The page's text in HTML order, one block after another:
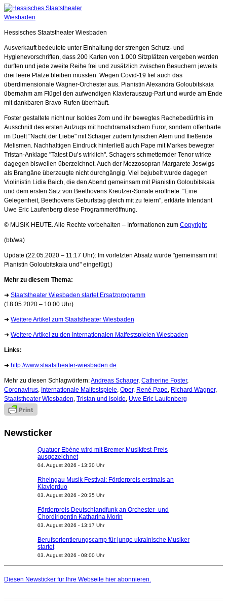
Hessisches Staatstheater Wiesbaden
Ausverkauft bedeutete unter Einhaltung der strengen Schutz- und
Hygienevorschriften, dass 200 Karten von 1.000 Sitzplätzen vergeben werden
durften und jede zweite Reihe frei und zusätzlich zwischen Besuchern jeweils
drei leere Plätze bleiben mussten. Wegen Covid-19 fiel auch das
überdimensionale Wagner-Orchester aus. Pianistin Alexandra Goloubitskaia
übernahm am Flügel den aufwendigen Klavierauszug-Part und wurde am Ende
mit dankbaren Bravo-Rufen überhäuft.
Foster gestaltete nicht nur Isoldes Zorn und ihr bewegtes Rachebedürfnis im
Ausschnitt des ersten Aufzugs mit hochdramatischem Furor, sondern offenbarte
im Duett "Nacht der Liebe" mit Schager zudem lyrischen Atem und fließende
Melismen. Nachhaltigen Eindruck hinterließ auch Pape mit Markes bewegter
Tristan-Anklage "Tatest Du’s wirklich". Schagers schmetternder Tenor wirkte
dagegen bisweilen überzeichnet. Auch der Mezzosopran Margarete Joswigs
als Brangäne überzeugte nicht durchgängig. Viel bejubelt wurde dagegen
Violinistin Lidia Baich, die den Abend gemeinsam mit Pianistin Goloubitskaia
und dem ersten Satz von Beethovens Kreutzer-Sonate eröffnete. "Eine
Gelegenheit, Beethovens Geburtstag gleich mit zu feiern", erklärte Intendant
Uwe Eric Laufenberg diese Programmeröffnung.
© MUSIK HEUTE. Alle Rechte vorbehalten – Informationen zum Copyright
(bb/wa)
Update (22.05.2020 – 11:17 Uhr): Im vorletzten Absatz wurde "gemeinsam mit
Pianistin Goloubitskaia und" eingefügt.)
Mehr zu diesem Thema:
➜ Staatstheater Wiesbaden startet Ersatzprogramm
(18.05.2020 – 10:00 Uhr)
➜ Weitere Artikel zum Staatstheater Wiesbaden
➜ Weitere Artikel zu den Internationalen Maifestspielen Wiesbaden
Links:
➜ http://www.staatstheater-wiesbaden.de
Mehr zu diesen Schlagwörtern:Andreas Schager, Catherine Foster,
Coronavirus, Internationale Maifestspiele, Oper, René Pape, Richard Wagner,
Staatstheater Wiesbaden, Tristan und Isolde, Uwe Eric Laufenberg
Newsticker
Quatuor Ebène wird mit Bremer Musikfest-Preis
ausgezeichnet
04. August 2026 - 13:30 Uhr
Rheingau Musik Festival: Förderpreis erstmals an
Klavierduo
03. August 2026 - 20:35 Uhr
Förderpreis Deutschlandfunk an Orchester- und
Chordirigentin Katharina Morin
03. August 2026 - 13:17 Uhr
Berufsorientierungscamp für junge ukrainische Musiker
startet
03. August 2026 - 08:00 Uhr
Nationaltheater Mannheim
Regensburger Generalmusikdirektor Stefan Veselka
Diesen Newsticker für Ihre Webseite hier abonnieren.